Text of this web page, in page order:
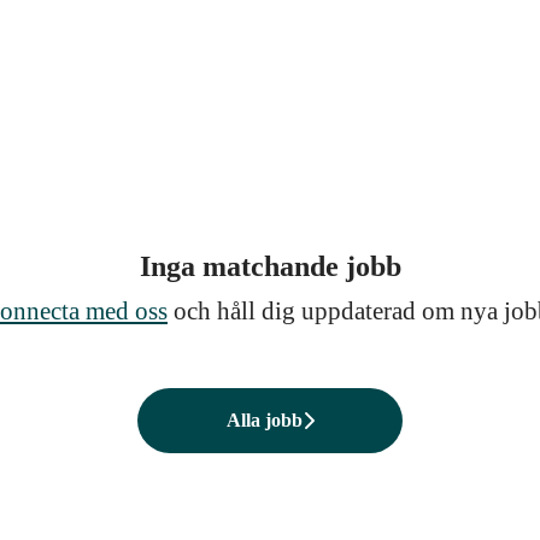
Inga matchande jobb
med oss och håll dig uppdaterad om nya
Alla jobb